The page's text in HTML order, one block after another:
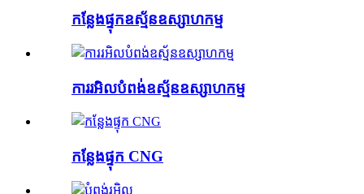
កន្លែងផ្ទុកឧស្ម័នឧស្សាហកម្ម
ការរអិលបំពង់ឧស្ម័នឧស្សាហកម្ម
កន្លែងផ្ទុក CNG